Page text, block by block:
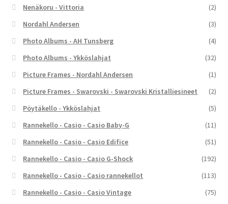
Nenäkoru - Vittoria
(2)
Nordahl Andersen
(3)
Photo Albums - AH Tunsberg
(4)
Photo Albums - Ykköslahjat
(32)
Picture Frames - Nordahl Andersen
(1)
Picture Frames - Swarovski - Swarovski Kristalliesineet
(2)
Pöytäkello - Ykköslahjat
(5)
Rannekello - Casio - Casio Baby-G
(11)
Rannekello - Casio - Casio Edifice
(51)
Rannekello - Casio - Casio G-Shock
(192)
Rannekello - Casio - Casio rannekellot
(113)
Rannekello - Casio - Casio Vintage
(75)